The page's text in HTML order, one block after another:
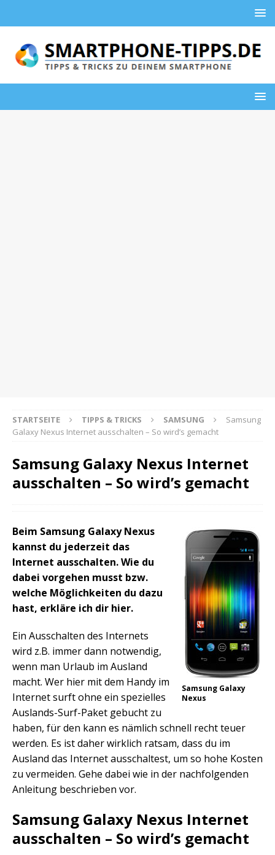
STARTSEITE TIPPS & TRICKS SAMSUNG
Samsung
Galaxy Nexus Internet ausschalten – So wird’s gemacht
Samsung Galaxy Nexus Internet
ausschalten – So wird’s gemacht
Samsung Galaxy
Nexus
Beim Samsung Galaxy Nexus
kannst du jederzeit das
Internet ausschalten. Wie du
dabei vorgehen musst bzw.
welche Möglichkeiten du dazu
hast, erkläre ich dir hier.
Ein Ausschalten des Internets
wird z.B. immer dann notwendig,
wenn man Urlaub im Ausland
macht. Wer hier mit dem Handy im
Internet surft ohne ein spezielles
Auslands-Surf-Paket gebucht zu
haben, für den kann es nämlich schnell recht teuer
werden. Es ist daher wirklich ratsam, dass du im
Ausland das Internet ausschaltest, um so hohe Kosten
zu vermeiden. Gehe dabei wie in der nachfolgenden
Anleitung beschrieben vor.
Samsung Galaxy Nexus Internet
ausschalten – So wird’s gemacht